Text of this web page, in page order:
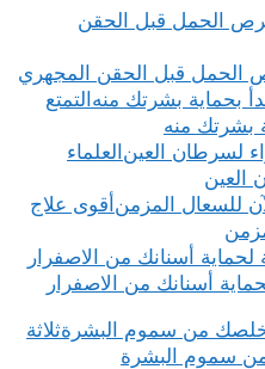
الحمل قبل الحقن المجهري
التمتع
بشرتك منه
العلماء
العين
أقوى علاج
أسنانك من الاصفرار
ثلاثة
سموم البشرة